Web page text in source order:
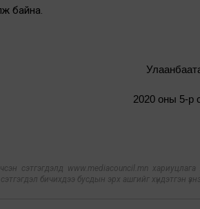
байна.
2020 оны 5-р
сэтгэгдэлд www.mediacouncil.mn хариуцлага
бичихдээ бусдын эрх ашгийг хүндэтгэн